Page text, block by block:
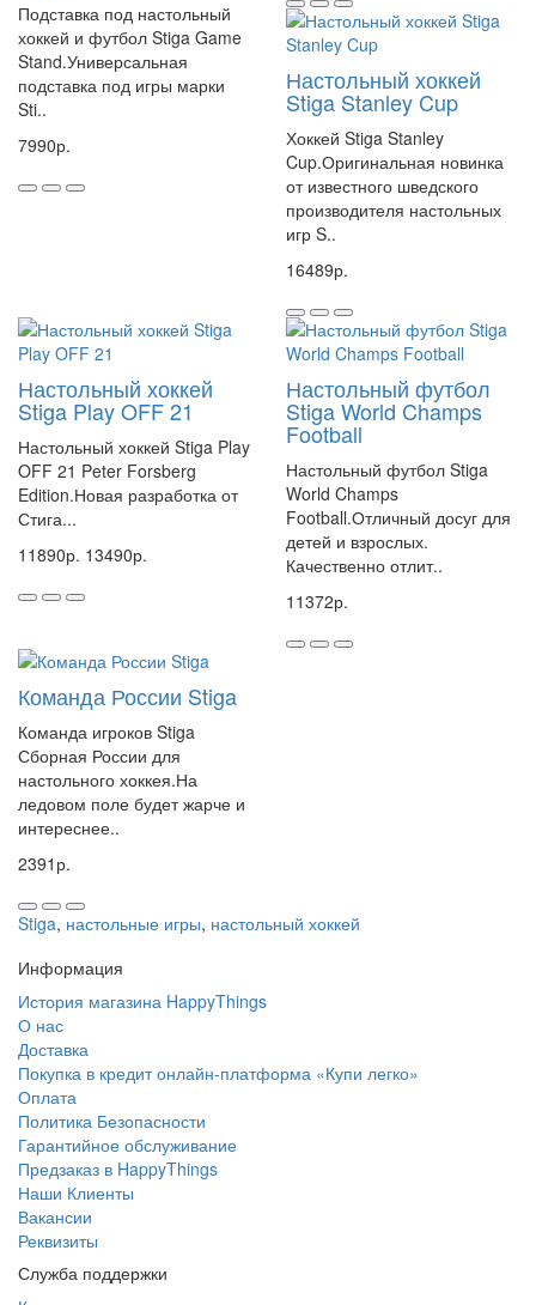
Подставка под настольный
хоккей и футбол Stiga Game
Stand.Универсальная
подставка под игры марки
Sti..
7990р.
Настольный хоккей
Stiga Stanley Cup
Хоккей Stiga Stanley
Cup.Оригинальная новинка
от известного шведского
производителя настольных
игр S..
16489р.
Настольный хоккей
Stiga Play OFF 21
Настольный хоккей Stiga Play
OFF 21 Peter Forsberg
Edition.Новая разработка от
Стига...
11890р. 13490р.
Настольный футбол
Stiga World Champs
Football
Настольный футбол Stiga
World Champs
Football.Отличный досуг для
детей и взрослых.
Качественно отлит..
11372р.
Команда России Stiga
Команда игроков Stiga
Сборная России для
настольного хоккея.На
ледовом поле будет жарче и
интереснее..
2391р.
Stiga, настольные игры, настольный хоккей
Информация
История магазина HappyThings
О нас
Доставка
Покупка в кредит онлайн-платформа «Купи легко»
Оплата
Политика Безопасности
Гарантийное обслуживание
Предзаказ в HappyThings
Наши Клиенты
Вакансии
Реквизиты
Служба поддержки